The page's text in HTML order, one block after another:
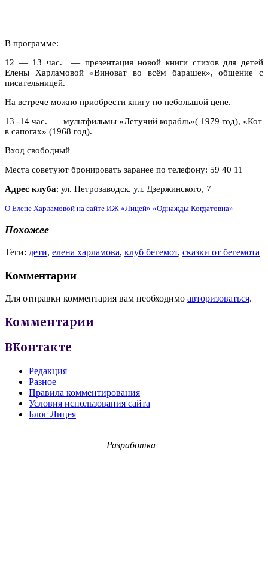
В программе:
12 — 13 час. — презентация новой книги стихов для детей
Елены Харламовой «Виноват во всём барашек», общение с
писательницей.
На встрече можно приобрести книгу по небольшой цене.
13 -14 час. — мультфильмы «Летучий корабль»( 1979 год), «Кот
в сапогах» (1968 год).
Вход свободный
Места советуют бронировать заранее по телефону: 59 40 11
Адрес клуба: ул. Петрозаводск. ул. Дзержинского, 7
О Елене Харламовой на сайте ИЖ «Лицей» «Однажды Когдатовна»
Похожее
Теги: дети, елена харламова, клуб бегемот, сказки от бегемота
Комментарии
Для отправки комментария вам необходимо авторизоваться.
Комментарии
ВКонтакте
Редакция
Разное
Правила комментирования
Условия использования сайта
Блог Лицея
Разработка